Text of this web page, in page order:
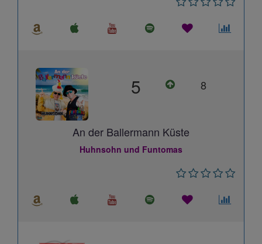
5 8
An der Ballermann Küste
Huhnsohn und Funtomas